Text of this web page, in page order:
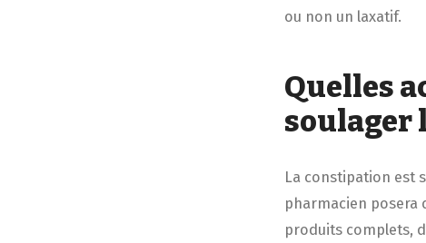
ou non un laxatif.
Quelles
soulager
La constipation est
pharmacien posera
produits complets,